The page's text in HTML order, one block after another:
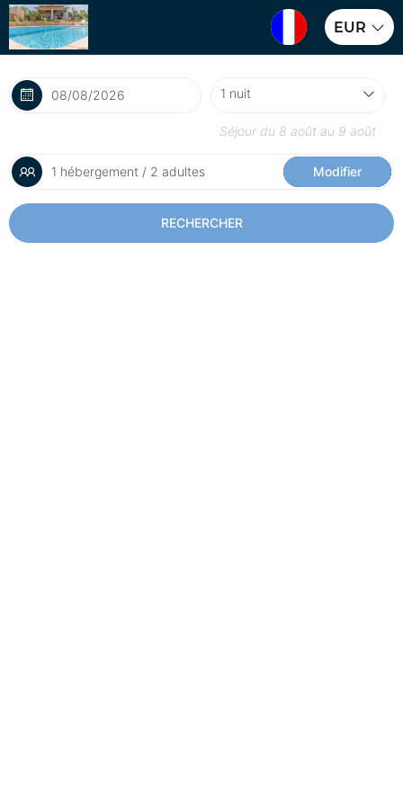
EUR
Séjour du 8 août au 9 août
1 hébergement / 2 adultes Modifier